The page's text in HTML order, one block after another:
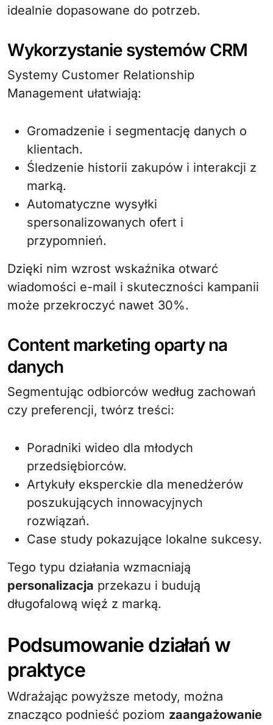
idealnie dopasowane do potrzeb.
Wykorzystanie systemów CRM
Systemy Customer Relationship
Management ułatwiają:
Gromadzenie i segmentację danych o
klientach.
Śledzenie historii zakupów i interakcji z
marką.
Automatyczne wysyłki
spersonalizowanych ofert i
przypomnień.
Dzięki nim wzrost wskaźnika otwarć
wiadomości e-mail i skuteczności kampanii
może przekroczyć nawet 30%.
Content marketing oparty na
danych
Segmentując odbiorców według zachowań
czy preferencji, twórz treści:
Poradniki wideo dla młodych
przedsiębiorców.
Artykuły eksperckie dla menedżerów
poszukujących innowacyjnych
rozwiązań.
Case study pokazujące lokalne sukcesy.
Tego typu działania wzmacniają
personalizacja przekazu i budują
długofalową więź z marką.
Podsumowanie działań w
praktyce
Wdrażając powyższe metody, można
znacząco podnieść poziom zaangażowanie